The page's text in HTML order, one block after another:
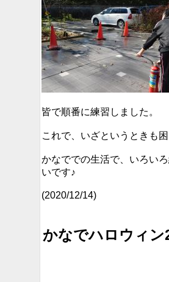
皆で順番に練習しました。
これで、いざというときも困
かなででの生活で、いろい
いです♪
(2020/12/14)
かなでハロウィン